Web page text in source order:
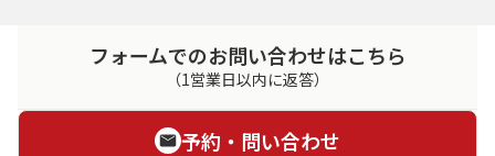
フォームでのお問い合わせはこちら
（1営業日以内に返答）
予約・問い合わせ